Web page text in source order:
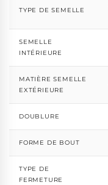
TYPE DE SEMELLE
SEMELLE
INTÉRIEURE
MATIÈRE SEMELLE
EXTÉRIEURE
DOUBLURE
FORME DE BOUT
TYPE DE
FERMETURE